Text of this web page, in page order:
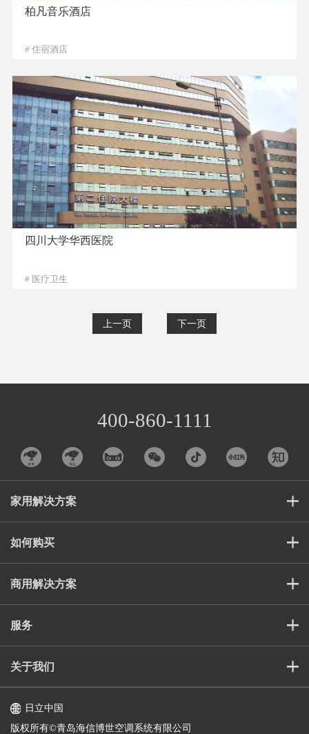
柏凡音乐酒店
# 住宿酒店
四川大学华西医院
# 医疗卫生
400-860-1111
家用解决方案
如何购买
商用解决方案
服务
关于我们
版权所有©️青岛海信博世空调系统有限公司
日立中国